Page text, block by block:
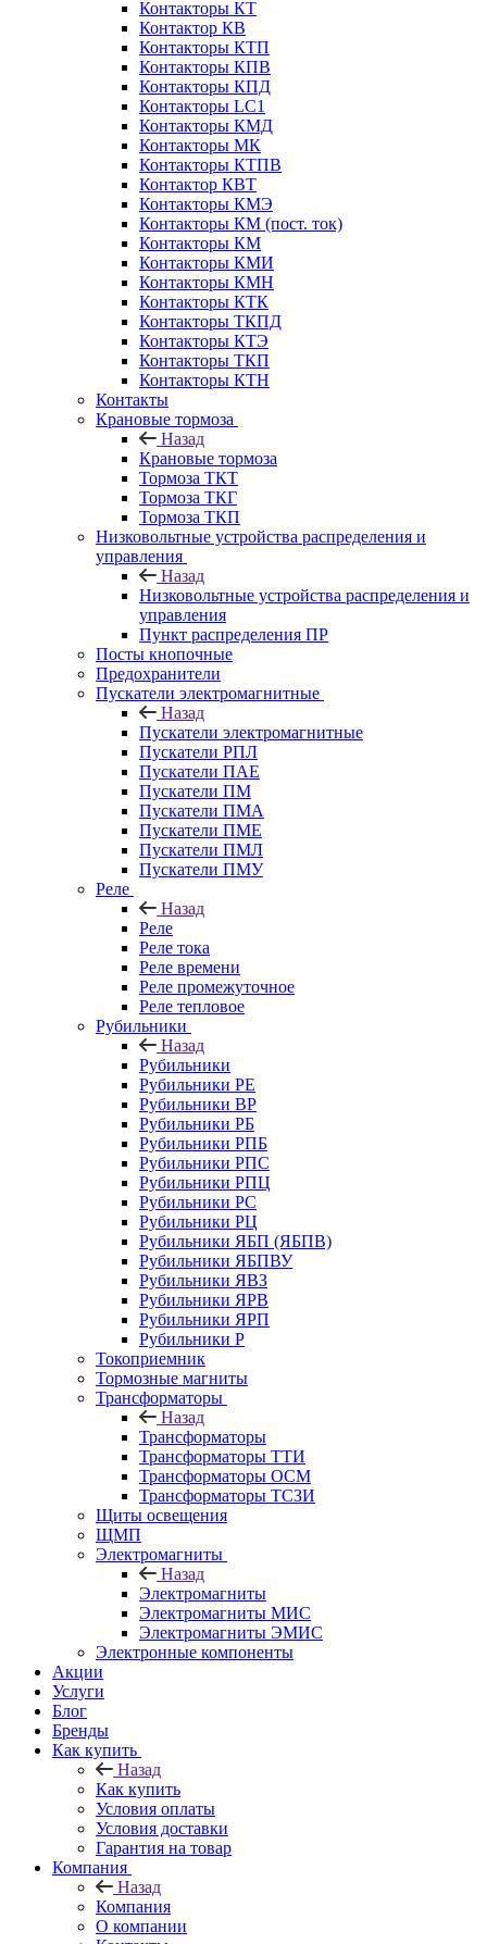
Контакторы КТ
Контактор КВ
Контакторы КТП
Контакторы КПВ
Контакторы КПД
Контакторы LC1
Контакторы КМД
Контакторы МК
Контакторы КТПВ
Контактор КВТ
Контакторы КМЭ
Контакторы КМ (пост. ток)
Контакторы КМ
Контакторы КМИ
Контакторы КМН
Контакторы КТК
Контакторы ТКПД
Контакторы КТЭ
Контакторы ТКП
Контакторы КТН
Контакты
Крановые тормоза
Назад
Крановые тормоза
Тормоза ТКТ
Тормоза ТКГ
Тормоза ТКП
Низковольтные устройства распределения и
управления
Назад
Низковольтные устройства распределения и
управления
Пункт распределения ПР
Посты кнопочные
Предохранители
Пускатели электромагнитные
Назад
Пускатели электромагнитные
Пускатели РПЛ
Пускатели ПАЕ
Пускатели ПМ
Пускатели ПМА
Пускатели ПМЕ
Пускатели ПМЛ
Пускатели ПМУ
Реле
Назад
Реле
Реле тока
Реле времени
Реле промежуточное
Реле тепловое
Рубильники
Назад
Рубильники
Рубильники РЕ
Рубильники ВР
Рубильники РБ
Рубильники РПБ
Рубильники РПС
Рубильники РПЦ
Рубильники РС
Рубильники РЦ
Рубильники ЯБП (ЯБПВ)
Рубильники ЯБПВУ
Рубильники ЯВЗ
Рубильники ЯРВ
Рубильники ЯРП
Рубильники Р
Токоприемник
Тормозные магниты
Трансформаторы
Назад
Трансформаторы
Трансформаторы ТТИ
Трансформаторы ОСМ
Трансформаторы ТСЗИ
Щиты освещения
ЩМП
Электромагниты
Назад
Электромагниты
Электромагниты МИС
Электромагниты ЭМИС
Электронные компоненты
Акции
Услуги
Блог
Бренды
Как купить
Назад
Как купить
Условия оплаты
Условия доставки
Гарантия на товар
Компания
Назад
Компания
О компании